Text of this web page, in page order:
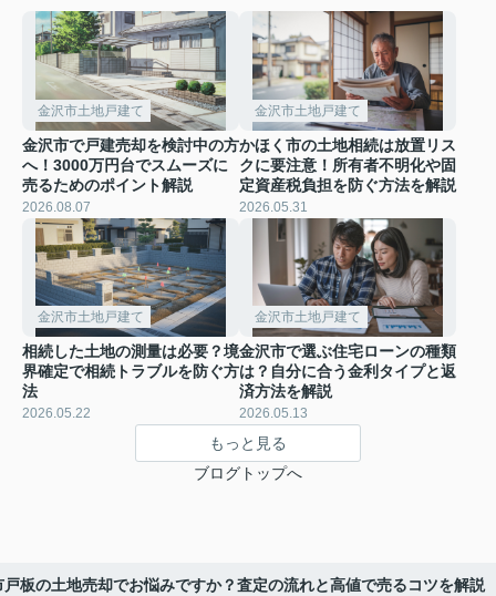
金沢市土地戸建て
金沢市で戸建売却を検討中の方
へ！3000万円台でスムーズに
売るためのポイント解説
2026.08.07
金沢市土地戸建て
かほく市の土地相続は放置リス
クに要注意！所有者不明化や固
定資産税負担を防ぐ方法を解説
2026.05.31
金沢市土地戸建て
相続した土地の測量は必要？境
界確定で相続トラブルを防ぐ方
法
2026.05.22
金沢市土地戸建て
金沢市で選ぶ住宅ローンの種類
は？自分に合う金利タイプと返
済方法を解説
2026.05.13
もっと見る
ブログトップへ
戸板の土地売却でお悩みですか？査定の流れと高値で売るコツを解説